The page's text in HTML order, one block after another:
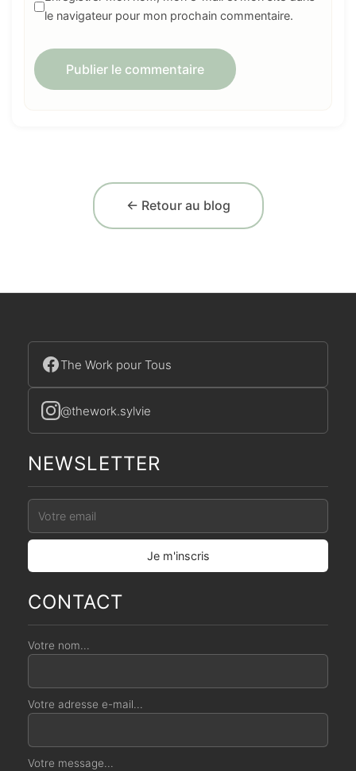
le navigateur pour mon prochain commentaire.
← Retour au blog
The Work pour Tous
@thework.sylvie
NEWSLETTER
CONTACT
Votre nom...
Votre adresse e-mail...
Votre message...